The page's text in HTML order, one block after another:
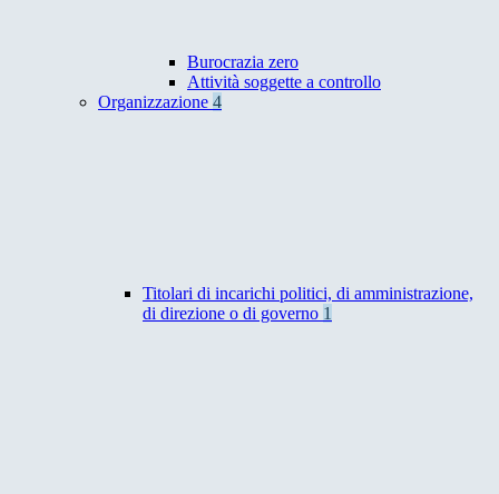
Burocrazia zero
Attività soggette a controllo
Organizzazione 4
Titolari di incarichi politici, di amministrazione,
di direzione o di governo 1